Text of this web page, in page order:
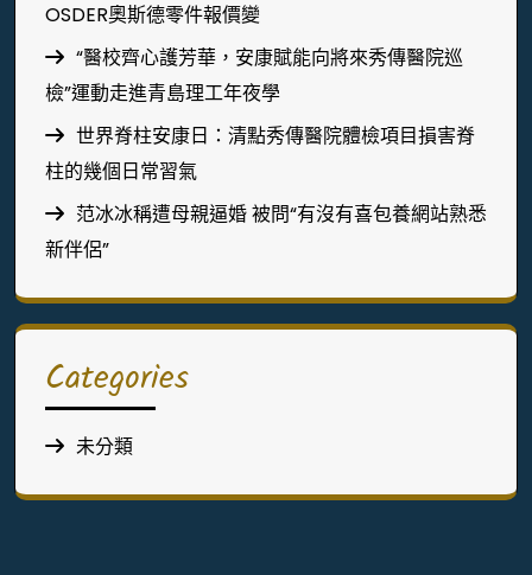
OSDER奧斯德零件報價變
“醫校齊心護芳華，安康賦能向將來秀傳醫院巡
檢”運動走進青島理工年夜學
世界脊柱安康日：清點秀傳醫院體檢項目損害脊
柱的幾個日常習氣
范冰冰稱遭母親逼婚 被問“有沒有喜包養網站熟悉
新伴侶”
Categories
未分類